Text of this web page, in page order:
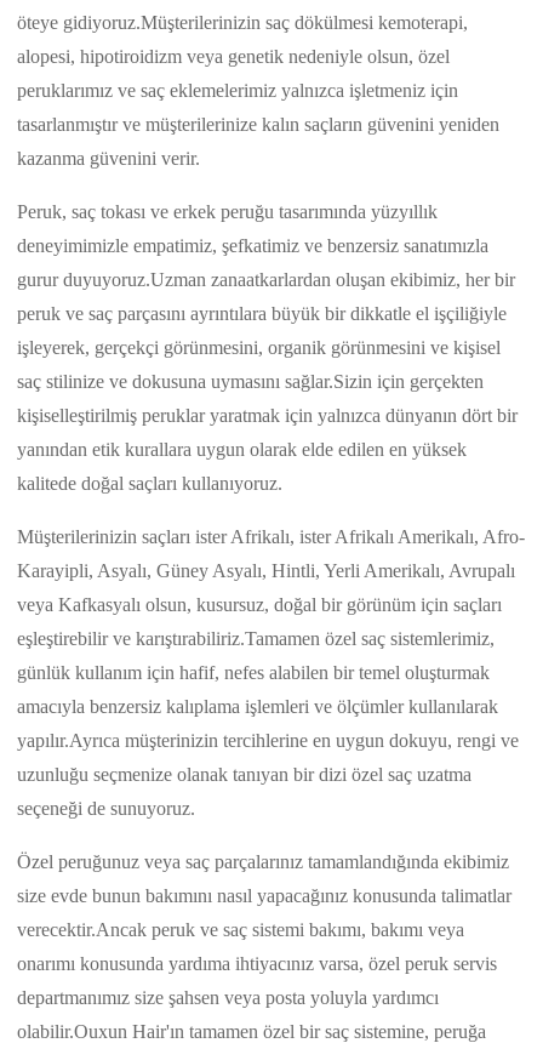
öteye gidiyoruz.Müşterilerinizin saç dökülmesi kemoterapi,
alopesi, hipotiroidizm veya genetik nedeniyle olsun, özel
peruklarımız ve saç eklemelerimiz yalnızca işletmeniz için
tasarlanmıştır ve müşterilerinize kalın saçların güvenini yeniden
kazanma güvenini verir.
Peruk, saç tokası ve erkek peruğu tasarımında yüzyıllık
deneyimimizle empatimiz, şefkatimiz ve benzersiz sanatımızla
gurur duyuyoruz.Uzman zanaatkarlardan oluşan ekibimiz, her bir
peruk ve saç parçasını ayrıntılara büyük bir dikkatle el işçiliğiyle
işleyerek, gerçekçi görünmesini, organik görünmesini ve kişisel
saç stilinize ve dokusuna uymasını sağlar.Sizin için gerçekten
kişiselleştirilmiş peruklar yaratmak için yalnızca dünyanın dört bir
yanından etik kurallara uygun olarak elde edilen en yüksek
kalitede doğal saçları kullanıyoruz.
Müşterilerinizin saçları ister Afrikalı, ister Afrikalı Amerikalı, Afro-
Karayipli, Asyalı, Güney Asyalı, Hintli, Yerli Amerikalı, Avrupalı ​​
veya Kafkasyalı olsun, kusursuz, doğal bir görünüm için saçları
eşleştirebilir ve karıştırabiliriz.Tamamen özel saç sistemlerimiz,
günlük kullanım için hafif, nefes alabilen bir temel oluşturmak
amacıyla benzersiz kalıplama işlemleri ve ölçümler kullanılarak
yapılır.Ayrıca müşterinizin tercihlerine en uygun dokuyu, rengi ve
uzunluğu seçmenize olanak tanıyan bir dizi özel saç uzatma
seçeneği de sunuyoruz.
Özel peruğunuz veya saç parçalarınız tamamlandığında ekibimiz
size evde bunun bakımını nasıl yapacağınız konusunda talimatlar
verecektir.Ancak peruk ve saç sistemi bakımı, bakımı veya
onarımı konusunda yardıma ihtiyacınız varsa, özel peruk servis
departmanımız size şahsen veya posta yoluyla yardımcı
olabilir.Ouxun Hair'ın tamamen özel bir saç sistemine, peruğa